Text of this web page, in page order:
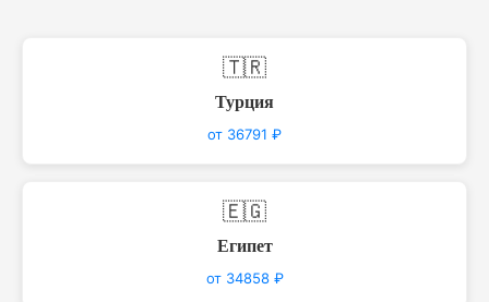
🇹🇷
Турция
от 36791 ₽
🇪🇬
Египет
от 34858 ₽